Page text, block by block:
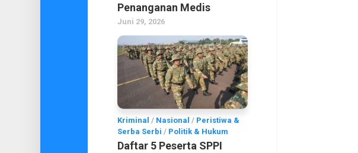
Penanganan Medis
Juni 29, 2026
Kriminal / Nasional / Peristiwa &
Serba Serbi / Politik & Hukum
Daftar 5 Peserta SPPI